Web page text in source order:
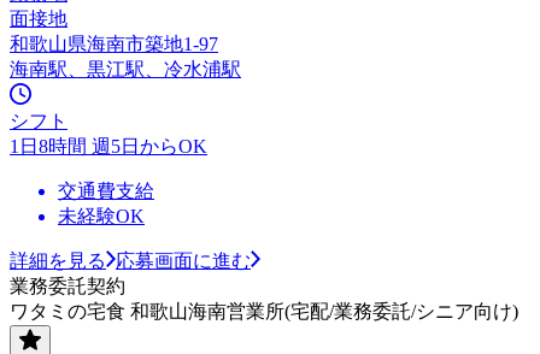
面接地
和歌山県海南市築地1-97
海南駅、黒江駅、冷水浦駅
シフト
1日8時間 週5日からOK
交通費支給
未経験OK
詳細を見る
応募画面に進む
業務委託契約
ワタミの宅食 和歌山海南営業所(宅配/業務委託/シニア向け)